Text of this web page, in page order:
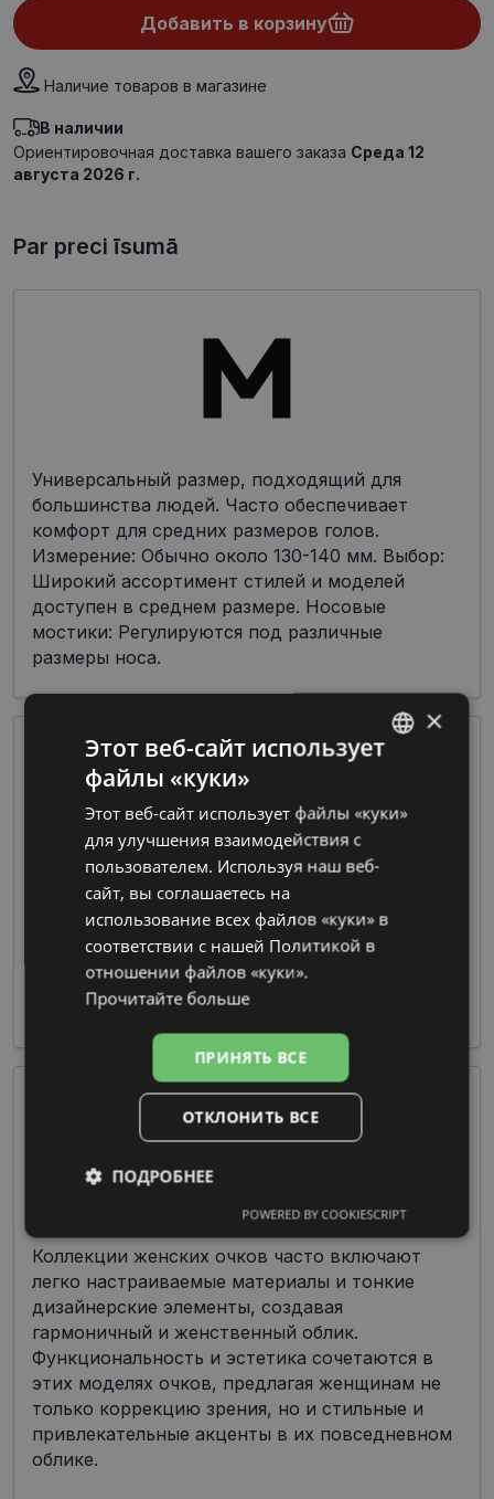
Добавить в корзину
Наличие товаров в магазине
В наличии
Ориентировочная доставка вашего заказа Среда 12
августа 2026 г.
Par preci īsumā
Универсальный размер, подходящий для
большинства людей. Часто обеспечивает
комфорт для средних размеров голов.
Измерение: Обычно около 130-140 мм. Выбор:
Широкий ассортимент стилей и моделей
доступен в среднем размере. Носовые
мостики: Регулируются под различные
размеры носа.
Очки из пластмассы предлагают широкие
возможности по цветовой гамме и дизайну
при изготовлении оправы, что делает их
чрезвычайно популярными среди дизайнеров
и производителей.
Коллекции женских очков часто включают
легко настраиваемые материалы и тонкие
дизайнерские элементы, создавая
гармоничный и женственный облик.
Функциональность и эстетика сочетаются в
этих моделях очков, предлагая женщинам не
только коррекцию зрения, но и стильные и
привлекательные акценты в их повседневном
облике.
RUSSIAN
×
Этот веб-сайт использует
файлы «куки»
Этот веб-сайт использует файлы «куки»
для улучшения взаимодействия с
пользователем. Используя наш веб-
сайт, вы соглашаетесь на
использование всех файлов «куки» в
соответствии с нашей Политикой в ​​
отношении файлов «куки».
Прочитайте больше
ПРИНЯТЬ ВСЕ
ОТКЛОНИТЬ ВСЕ
ПОДРОБНЕЕ
Аналитические
Целевые Функциональные
Неклассифицированные
POWERED BY COOKIESCRIPT